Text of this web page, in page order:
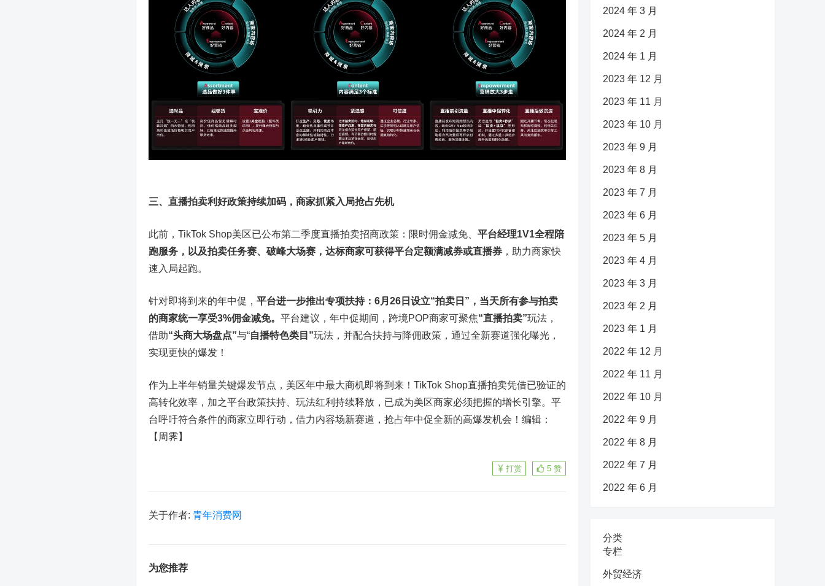
三、直播拍卖利好政策持续加码，商家抓紧入局抢占先机
此前，TikTok Shop美区已公布第二季度直播拍卖招商政策：限时佣金减免、 平台经理1V1全程陪
跑服务，以及拍卖任务赛、破峰大场赛，达标商家可获得平台定额满减券或直播券 ，助力商家快
速入局起跑。
针对即将到来的年中促， 平台进一步推出专项扶持：6月26日设立“拍卖日”，当天所有参与拍卖
的商家统一享受3%佣金减免。 平台建议，年中促期间，跨境POP商家可聚焦“直播拍卖”玩法，
借助“头商大场盘点”与“自播特色类目”玩法，并配合扶持与降佣政策，通过全新赛道强化曝光，
实现更快的爆发！
作为上半年销量关键爆发节点，美区年中最大商机即将到来！TikTok Shop直播拍卖凭借已验证的
高转化效率，加之平台政策扶持、玩法红利持续释放，已成为美区商家必须把握的增长引擎。平
台呼吁符合条件的商家立即行动，借力内容场新赛道，抢占年中促全新的高爆发机会！编辑：
【周霁】
5 赞
打赏
关于作者: 青年消费网
为您推荐
2024 年 3 月
2024 年 2 月
2024 年 1 月
2023 年 12 月
2023 年 11 月
2023 年 10 月
2023 年 9 月
2023 年 8 月
2023 年 7 月
2023 年 6 月
2023 年 5 月
2023 年 4 月
2023 年 3 月
2023 年 2 月
2023 年 1 月
2022 年 12 月
2022 年 11 月
2022 年 10 月
2022 年 9 月
2022 年 8 月
2022 年 7 月
2022 年 6 月
分类
专栏
外贸经济